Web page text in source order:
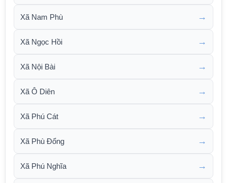
Xã Nam Phù →
Xã Ngọc Hồi →
Xã Nội Bài →
Xã Ô Diên →
Xã Phú Cát →
Xã Phù Đổng →
Xã Phú Nghĩa →